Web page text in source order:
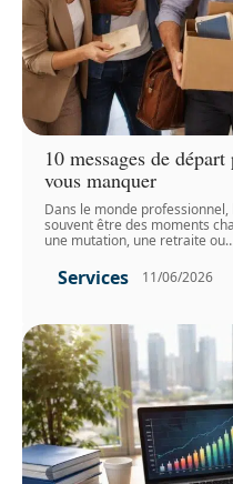
10 messages de
vous manquer
Dans le monde
souvent être des moments
une mutation, une retraite ou
Services 11/06/2026